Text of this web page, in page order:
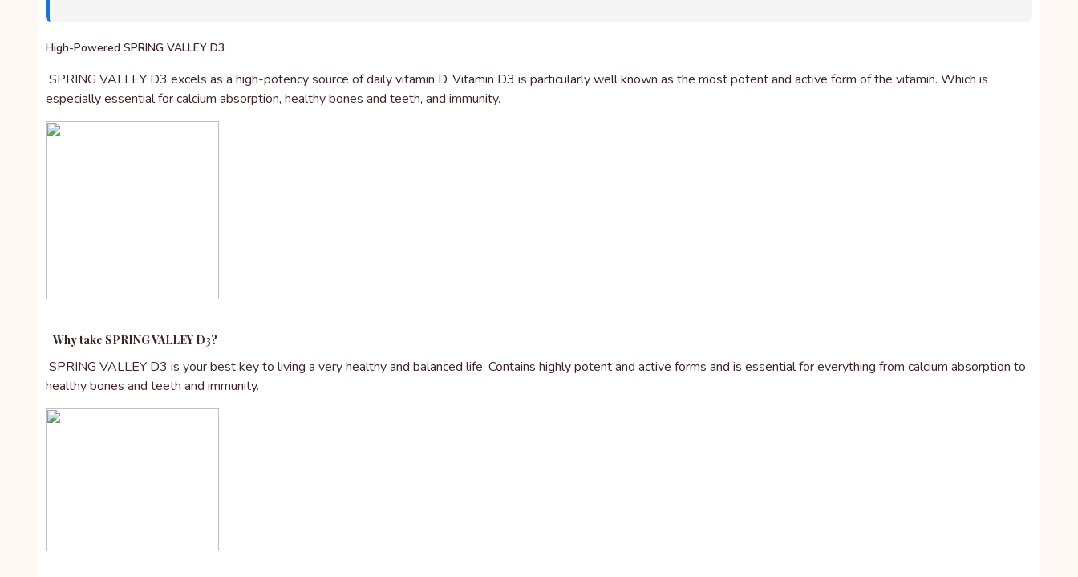
High-Powered SPRING VALLEY D3
SPRING VALLEY D3 excels as a high-potency source of daily vitamin D. Vitamin D3 is particularly well known as the most potent and active form of the vitamin. Which is
especially essential for calcium absorption, healthy bones and teeth, and immunity.
Why take SPRING VALLEY D3?
SPRING VALLEY D3 is your best key to living a very healthy and balanced life. Contains highly potent and active forms and is essential for everything from calcium absorption to
healthy bones and teeth and immunity.